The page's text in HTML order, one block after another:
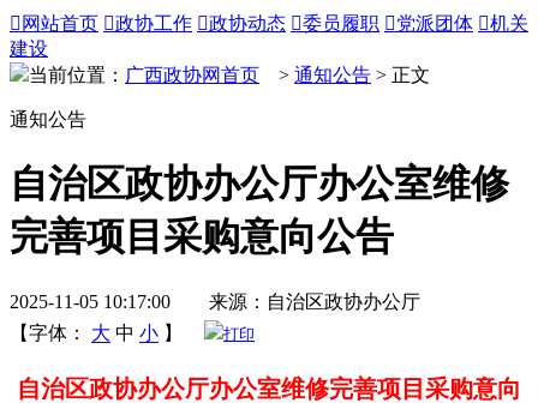
 网站首页 政协工作 政协动态 委员履职 党派团体 机关
建设
当前位置： 广西政协网首页 > 通知公告 > 正文
通知公告
自治区政协办公厅办公室维修
完善项目采购意向公告
2025-11-05 10:17:00 来源：自治区政协办公厅
【字体：
大 中 小 】 打印
自治区政协办公厅办公室维修完善项目采购意向